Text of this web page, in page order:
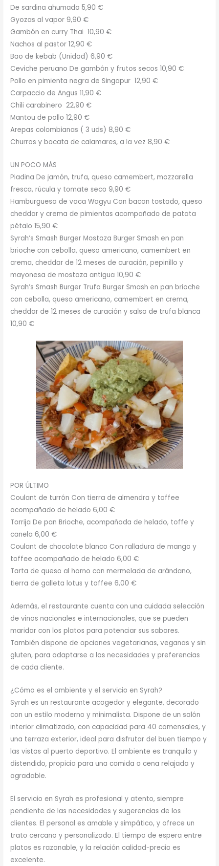
De sardina ahumada 5,90 €
Gyozas al vapor 9,90 €
Gambón en curry Thai 10,90 €
Nachos al pastor 12,90 €
Bao de kebab (Unidad) 6,90 €
Ceviche peruano De gambón y frutos secos 10,90 €
Pollo en pimienta negra de Singapur 12,90 €
Carpaccio de Angus 11,90 €
Chili carabinero 22,90 €
Mantou de pollo 12,90 €
Arepas colombianas ( 3 uds) 8,90 €
Churros y bocata de calamares, a la vez 8,90 €
UN POCO MÁS
Piadina De jamón, trufa, queso camembert, mozzarella
fresca, rúcula y tomate seco 9,90 €
Hamburguesa de vaca Wagyu Con bacon tostado, queso
cheddar y crema de pimientas acompañado de patata
pétalo 15,90 €
Syrah’s Smash Burger Mostaza Burger Smash en pan
brioche con cebolla, queso americano, camembert en
crema, cheddar de 12 meses de curación, pepinillo y
mayonesa de mostaza antigua 10,90 €
Syrah’s Smash Burger Trufa Burger Smash en pan brioche
con cebolla, queso americano, camembert en crema,
cheddar de 12 meses de curación y salsa de trufa blanca
10,90 €
POR ÚLTIMO
Coulant de turrón Con tierra de almendra y toffee
acompañado de helado 6,00 €
Torrija De pan Brioche, acompañada de helado, toffe y
canela 6,00 €
Coulant de chocolate blanco Con ralladura de mango y
toffee acompañado de helado 6,00 €
Tarta de queso al horno con mermelada de arándano,
tierra de galleta lotus y toffee 6,00 €
Además, el restaurante cuenta con una cuidada selección
de vinos nacionales e internacionales, que se pueden
maridar con los platos para potenciar sus sabores.
También dispone de opciones vegetarianas, veganas y sin
gluten, para adaptarse a las necesidades y preferencias
de cada cliente.
¿Cómo es el ambiente y el servicio en Syrah?
Syrah es un restaurante acogedor y elegante, decorado
con un estilo moderno y minimalista. Dispone de un salón
interior climatizado, con capacidad para 40 comensales, y
una terraza exterior, ideal para disfrutar del buen tiempo y
las vistas al puerto deportivo. El ambiente es tranquilo y
distendido, propicio para una comida o cena relajada y
agradable.
El servicio en Syrah es profesional y atento, siempre
pendiente de las necesidades y sugerencias de los
clientes. El personal es amable y simpático, y ofrece un
trato cercano y personalizado. El tiempo de espera entre
platos es razonable, y la relación calidad-precio es
excelente.